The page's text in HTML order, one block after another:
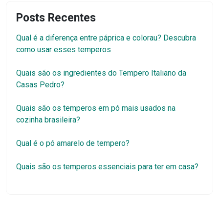
Posts Recentes
Qual é a diferença entre páprica e colorau? Descubra
como usar esses temperos
Quais são os ingredientes do Tempero Italiano da
Casas Pedro?
Quais são os temperos em pó mais usados na
cozinha brasileira?
Qual é o pó amarelo de tempero?
Quais são os temperos essenciais para ter em casa?